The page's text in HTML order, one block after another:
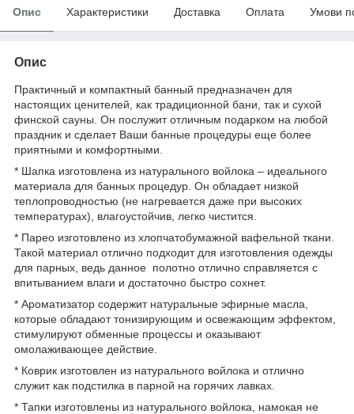
Опис Характеристики Доставка Оплата Умови
Опис
Практичный и компактный банный предназначен для
настоящих ценителей, как традиционной бани, так и сухой
финской сауны. Он послужит отличным подарком на любой
праздник и сделает Ваши банные процедуры еще более
приятными и комфортными.
* Шапка изготовлена из натурального войлока – идеального
материала для банных процедур. Он обладает низкой
теплопроводностью (не нагревается даже при высоких
температурах), влагоустойчив, легко чистится.
* Парео изготовлено из хлопчатобумажной вафельной ткани.
Такой материал отлично подходит для изготовления одежды
для парных, ведь данное полотно отлично справляется с
впитыванием влаги и достаточно быстро сохнет.
* Ароматизатор содержит натуральные эфирные масла,
которые обладают тонизирующим и освежающим эффектом,
стимулируют обменные процессы и оказывают
омолаживающее действие.
* Коврик изготовлен из натурального войлока и отлично
служит как подстилка в парной на горячих лавках.
* Тапки изготовлены из натурального войлока, намокая не